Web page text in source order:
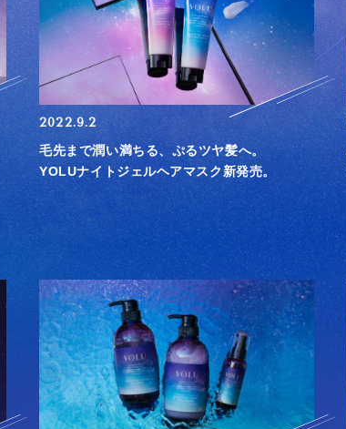
2022.9.2
毛先まで潤い満ちる、ぷるツヤ髪へ。
YOLUナイトジェルヘアマスク新発売。